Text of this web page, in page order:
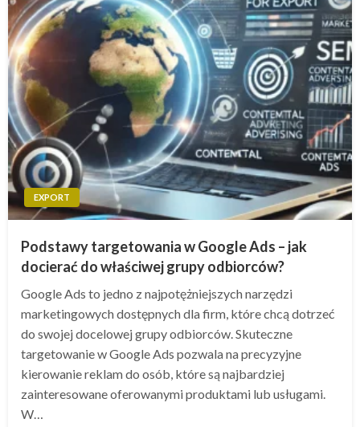
EXPORT
Podstawy targetowania w Google Ads – jak
docierać do właściwej grupy odbiorców?
Google Ads to jedno z najpotężniejszych narzędzi
marketingowych dostępnych dla firm, które chcą dotrzeć
do swojej docelowej grupy odbiorców. Skuteczne
targetowanie w Google Ads pozwala na precyzyjne
kierowanie reklam do osób, które są najbardziej
zainteresowane oferowanymi produktami lub usługami.
W…